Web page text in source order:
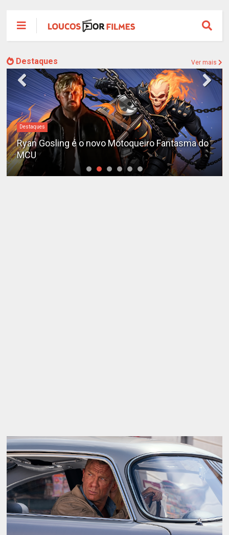
Destaques Ver mais
Destaques
Ryan Gosling é o novo Motoqueiro Fantasma do
MCU